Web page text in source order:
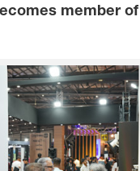
member of